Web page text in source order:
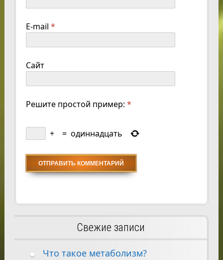
E-mail *
Сайт
Решите простой пример: *
+ = одиннадцать
Свежие записи
Что такое метаболизм?